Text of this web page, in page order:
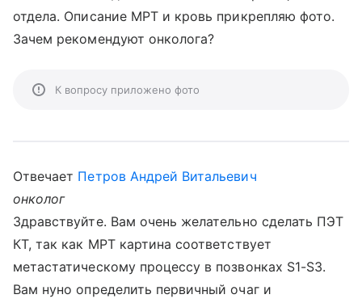
отдела. Описание МРТ и кровь прикрепляю фото.
Зачем рекомендуют онколога?
К вопросу приложено фото
Отвечает Петров Андрей Витальевич
онколог
Здравствуйте. Вам очень желательно сделать ПЭТ
КТ, так как МРТ картина соответствует
метастатическому процессу в позвонках S1-S3.
Вам нуно определить первичный очаг и